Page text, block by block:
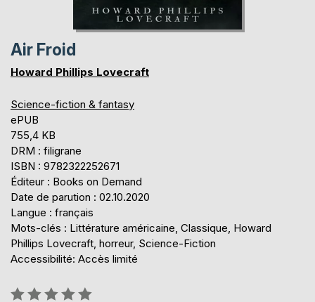
Air Froid
Howard Phillips Lovecraft
Science-fiction & fantasy
ePUB
755,4 KB
DRM : filigrane
ISBN : 9782322252671
Éditeur : Books on Demand
Date de parution : 02.10.2020
Langue : français
Mots-clés : Littérature américaine, Classique, Howard
Phillips Lovecraft, horreur, Science-Fiction
Accessibilité: Accès limité
Évaluation: